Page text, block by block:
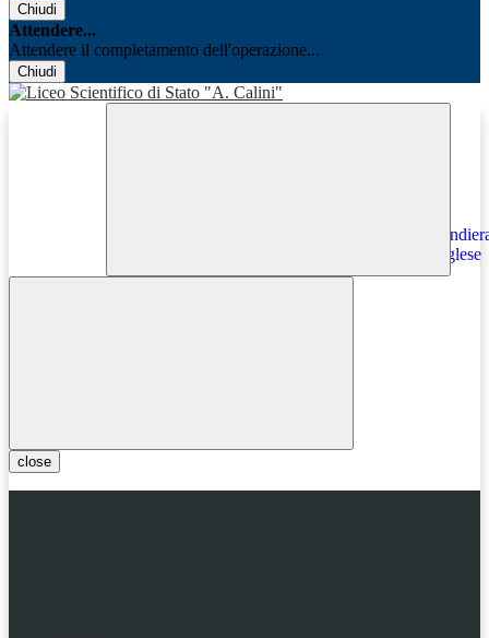
Chiudi
Attendere...
Attendere il completamento dell'operazione...
Chiudi
close